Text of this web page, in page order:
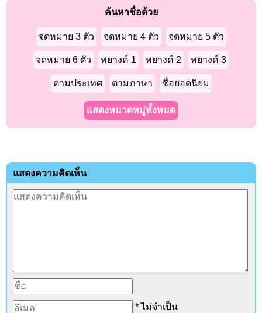
ค้นหาชื่อด้วย
จดหมาย 3 ตัว จดหมาย 4 ตัว จดหมาย 5 ตัว
จดหมาย 6 ตัว พยางค์ 1 พยางค์ 2 พยางค์ 3
ตามประเทศ ตามภาษา ชื่อยอดนิยม
แสดงหมวดหมู่ทั้งหมด
แสดงความคิดเห็น
* ไม่จำเป็น